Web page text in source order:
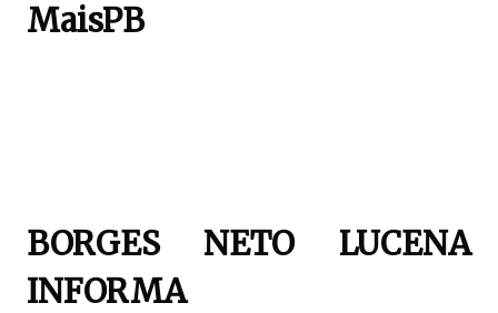
MaisPB
BORGES NETO LUCENA
INFORMA